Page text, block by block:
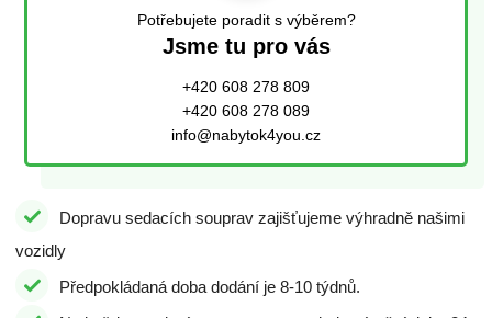
Potřebujete poradit s výběrem?
Jsme tu pro vás
+420 608 278 809
+420 608 278 089
info@nabytok4you.cz
Dopravu sedacích souprav zajišťujeme výhradně našimi
vozidly
Předpokládaná doba dodání je 8-10 týdnů.